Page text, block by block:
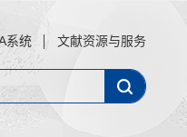
系统 文献资源与服务